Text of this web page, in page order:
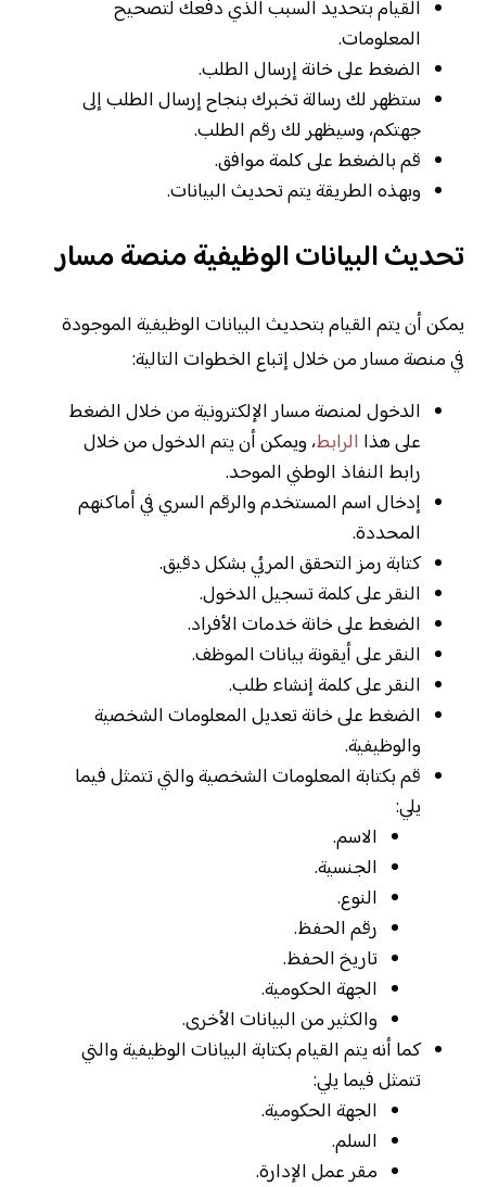
القيام بتحديد السبب الذي دفعك لتصحيح
المعلومات.
الضغط على خانة إرسال الطلب.
ستظهر لك رسالة تخبرك بنجاح إرسال الطلب إلى
جهتكم، وسيظهر لك رقم الطلب.
قم بالضغط على كلمة موافق.
وبهذه الطريقة يتم تحديث البيانات.
تحديث البيانات الوظيفية منصة مسار
يمكن أن يتم القيام بتحديث البيانات الوظيفية الموجودة
في منصة مسار من خلال إتباع الخطوات التالية:
الدخول لمنصة مسار الإلكترونية من خلال الضغط
على هذا الرابط، ويمكن أن يتم الدخول من خلال
رابط النفاذ الوطني الموحد.
إدخال اسم المستخدم والرقم السري في أماكنهم
المحددة.
كتابة رمز التحقق المرئي بشكل دقيق.
النقر على كلمة تسجيل الدخول.
الضغط على خانة خدمات الأفراد.
النقر على أيقونة بيانات الموظف.
النقر على كلمة إنشاء طلب.
الضغط على خانة تعديل المعلومات الشخصية
والوظيفية.
قم بكتابة المعلومات الشخصية والتي تتمثل فيما
يلي:
الاسم.
الجنسية.
النوع.
رقم الحفظ.
تاريخ الحفظ.
الجهة الحكومية.
والكثير من البيانات الأخرى.
كما أنه يتم القيام بكتابة البيانات الوظيفية والتي
تتمثل فيما يلي:
الجهة الحكومية.
السلم.
مقر عمل الإدارة.